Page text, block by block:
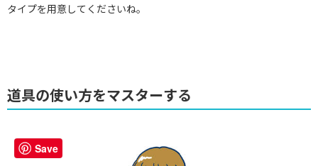
タイプを用意してくださいね。
道具の使い方をマスターする
Save